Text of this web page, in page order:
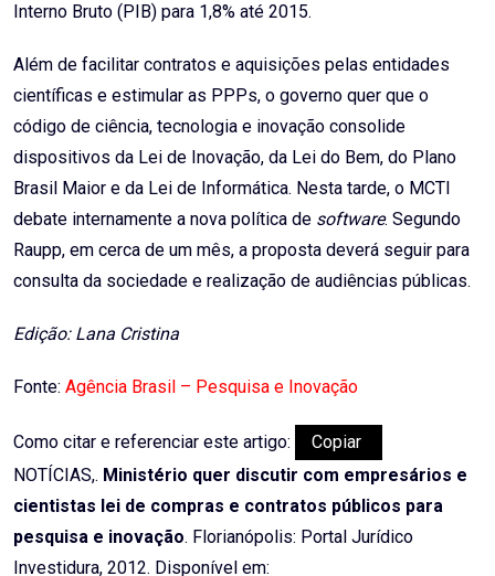
Interno Bruto (PIB) para 1,8% até 2015.
Além de facilitar contratos e aquisições pelas entidades
científicas e estimular as PPPs, o governo quer que o
código de ciência, tecnologia e inovação consolide
dispositivos da Lei de Inovação, da Lei do Bem, do Plano
Brasil Maior e da Lei de Informática. Nesta tarde, o MCTI
debate internamente a nova política de software. Segundo
Raupp, em cerca de um mês, a proposta deverá seguir para
consulta da sociedade e realização de audiências públicas.
Edição: Lana Cristina
Fonte: Agência Brasil – Pesquisa e Inovação
Como citar e referenciar este artigo:
Copiar
NOTÍCIAS,. Ministério quer discutir com empresários e
cientistas lei de compras e contratos públicos para
pesquisa e inovação. Florianópolis: Portal Jurídico
Investidura, 2012. Disponível em: